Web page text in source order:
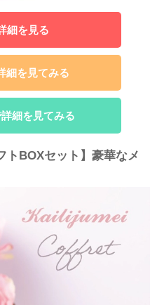
細を見る
細を見てみる
細を見てみる
BOXセット】豪華なメ